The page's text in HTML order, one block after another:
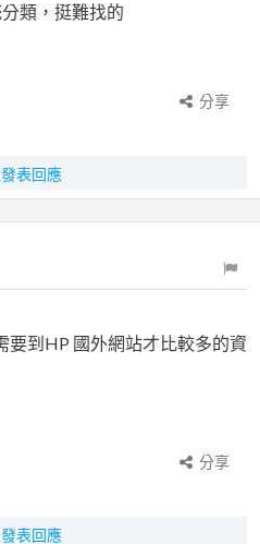
類，挺難找的
分享
表回應
要到HP 國外網站才比較多的資
分享
表回應